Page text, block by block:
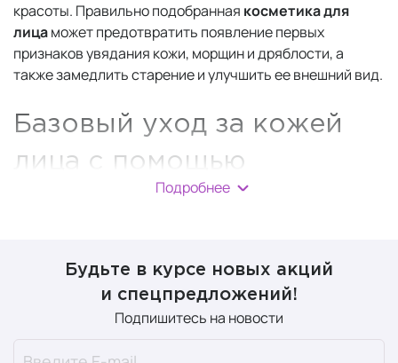
красоты. Правильно подобранная косметика для
лицаможет предотвратить появление первых
признаков увядания кожи, морщин и дряблости, а
также замедлить старение и улучшить ее внешний вид.
Базовый уход за кожей
лица с помощью
косметики
загрязнения, невидимые невооруженным глазом.
Частицы пыли и смога, а также декоративная
косметика оседают на поверхности. И, если за кожей
не ухаживать должным образом, может возникнуть
Подробнее
Будьте в курсе новых акций
и спецпредложений!
Подпишитесь на новости